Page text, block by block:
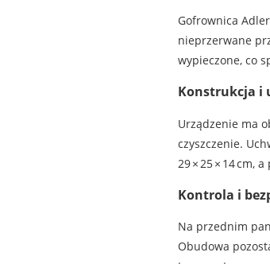
Gofrownica
nieprzerwane
wypieczone, co
Konstrukcja i
Urządzenie ma
czyszczenie.
29 × 25 × 14 cm,
Kontrola i
Na przednim
Obudowa